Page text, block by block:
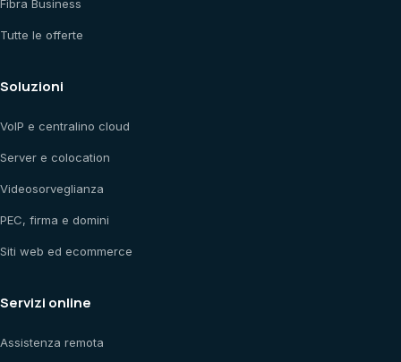
Fibra Business
Tutte le offerte
Soluzioni
VoIP e centralino cloud
Server e colocation
Videosorveglianza
PEC, firma e domini
Siti web ed ecommerce
Servizi online
Assistenza remota